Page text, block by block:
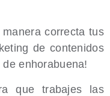
correcta tus
de contenidos
enhorabuena!
que trabajes las